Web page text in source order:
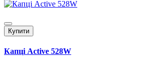
Купити
Капці Active 528W